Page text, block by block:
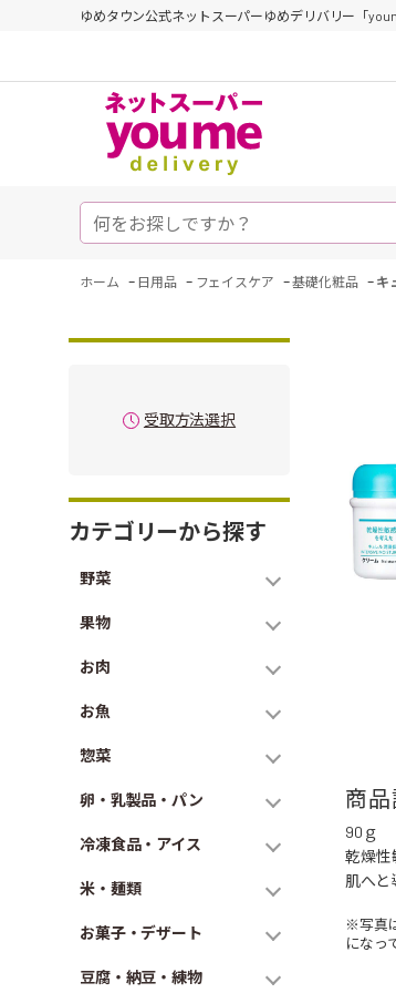
ゆめタウン公式ネットスーパーゆめデリバリー「
ホーム - 日用品 - フェイスケア -基礎化粧品 - キ
受取方法選択
カテゴリーから探す
野菜
果物
お肉
お魚
惣菜
卵・乳製品・パン
冷凍食品・アイス
米・麺類
お菓子・デザート
豆腐・納豆・練物
商
90ｇ
乾燥性
肌へと
※写真
になっ